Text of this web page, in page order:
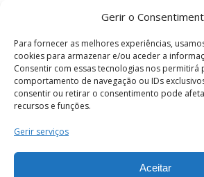
Gerir o
Para fornecer as melhores experiências,
cookies para armazenar e/ou aceder a
Consentir com essas tecnologias nos
comportamento de navegação ou IDs
consentir ou retirar o consentimento pode
recursos e funções.
Gerir serviços
Aceitar
Termos e Condições